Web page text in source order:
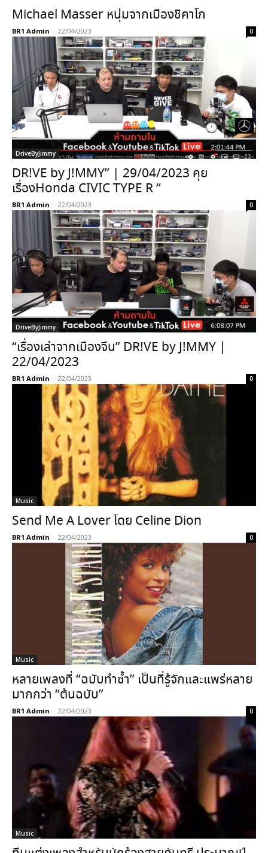
Michael Masser หนุ่มจากเมืองชิคาโก
BR1 Admin - 22/04/2023 0
DriveByJimmy
DR!VE by J!MMY” | 29/04/2023 คุย
เรื่องHonda CIVIC TYPE R “
BR1 Admin - 22/04/2023 0
DriveByJimmy
“เรื่องเล่าจากเมืองจีน” DR!VE by J!MMY |
22/04/2023
BR1 Admin - 22/04/2023 0
Music
Send Me A Lover โดย Celine Dion
BR1 Admin - 22/04/2023 0
Music
หลายเพลงที่ “ฉบับทำซ้ำ” เป็นที่รู้จักและแพร่หลาย
มากกว่า “ต้นฉบับ”
BR1 Admin - 22/04/2023 0
Music